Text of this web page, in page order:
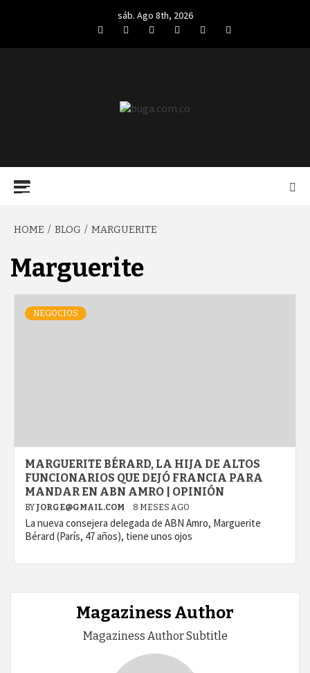
sáb. Ago 8th, 2026
FacebookTwitterLinkedIn
VK YouTubeInstagram
HOME BLOG MARGUERITE
Marguerite
NEGOCIOS
MARGUERITE BÉRARD, LA HIJA DE ALTOS
FUNCIONARIOS QUE DEJÓ FRANCIA PARA
MANDAR EN ABN AMRO | OPINIÓN
BY JORGE@GMAIL.COM 8 MESES AGO
La nueva consejera delegada de ABN Amro, Marguerite
Bérard (París, 47 años), tiene unos ojos
Magaziness Author
Magaziness Author Subtitle